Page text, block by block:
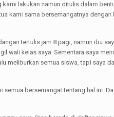
lakukan namun ditulis dalam
kami sama bersemangatnya dengan
tertulis jam 8 pagi, namun ibu
wali kelas saya. Sementara saya
meliburkan semua siswa, tapi saya
bersemangat tentang hal ini.